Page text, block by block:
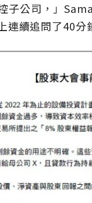
子公司，」
連續追問了40